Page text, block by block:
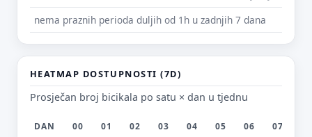
nema praznih perioda duljih od 1h u zadnjih 7 dana
HEATMAP DOSTUPNOSTI (7D)
Prosječan broj bicikala po satu × dan u tjednu
DAN 00 01 02 03 04 05 06 07